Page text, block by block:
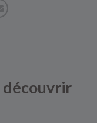
découvrir